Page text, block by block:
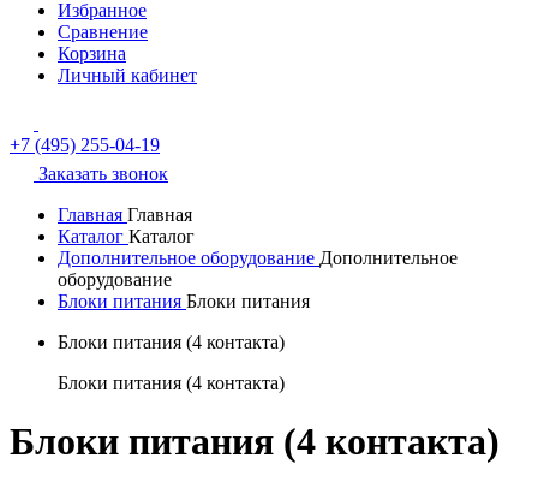
Избранное
Сравнение
Корзина
Личный кабинет
+7 (495) 255-04-19
Заказать звонок
Главная Главная
Каталог Каталог
Дополнительное оборудование Дополнительное
оборудование
Блоки питания Блоки питания
Блоки питания (4 контакта)
Блоки питания (4 контакта)
Блоки питания (4 контакта)